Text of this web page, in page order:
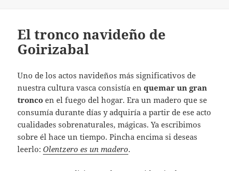
El tronco navideño de
Goirizabal
Uno de los actos navideños más significativos de
nuestra cultura vasca consistía enquemar un gran
tronco en el fuego del hogar. Era un madero que se
consumía durante días y adquiría a partir de ese acto
cualidades sobrenaturales, mágicas. Ya escribimos
sobre él hace un tiempo. Pincha encima si deseas
leerlo:Olentzero es un madero.